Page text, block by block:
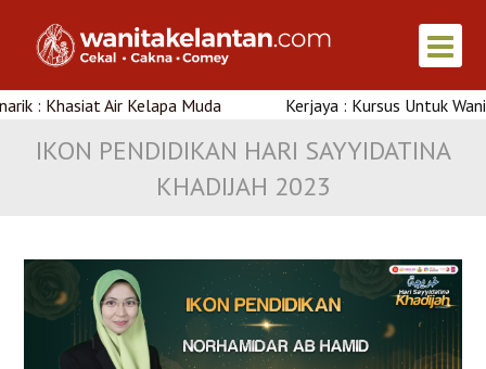
Air Kelapa Muda Kerjaya : Kursus Untuk Wanita Di
IKON PENDIDIKAN HARI SAYYIDATINA
KHADIJAH 2023